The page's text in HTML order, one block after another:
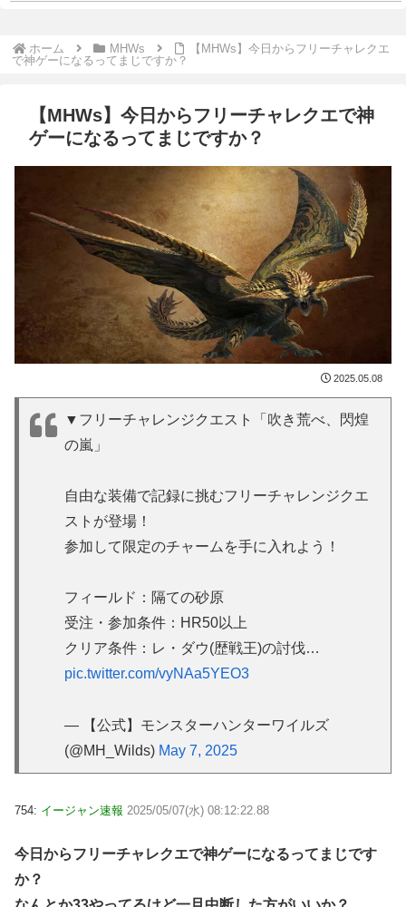
ホーム MHWs
【MHWs】今日からフリーチャレクエ
で神ゲーになるってまじですか？
【MHWs】今日からフリーチャレクエで神
ゲーになるってまじですか？
2025.05.08
▼フリーチャレンジクエスト「吹き荒べ、閃煌
の嵐」
自由な装備で記録に挑むフリーチャレンジクエ
ストが登場！
参加して限定のチャームを手に入れよう！
フィールド：隔ての砂原
受注・参加条件：HR50以上
クリア条件：レ・ダウ(歴戦王)の討伐…
pic.twitter.com/vyNAa5YEO3
— 【公式】モンスターハンターワイルズ
(@MH_Wilds) May 7, 2025
754: イージャン速報 2025/05/07(水) 08:12:22.88
今日からフリーチャレクエで神ゲーになるってまじです
か？